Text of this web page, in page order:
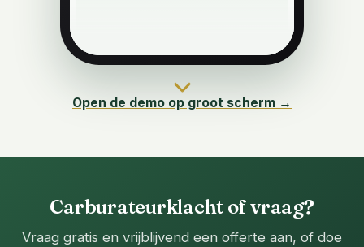
Open de demo op groot scherm →
Carburateurklacht of vraag?
Vraag gratis en vrijblijvend een offerte aan, of doe